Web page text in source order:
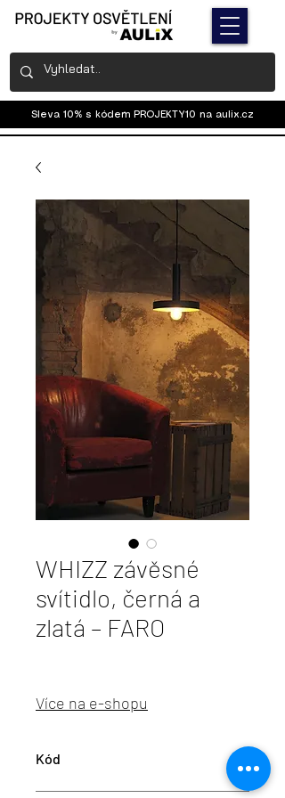
Sleva 10% s kódem PROJEKTY10 na aulix.cz
WHIZZ závěsné
svítidlo, černá a
zlatá – FARO
Více na e-shopu
Kód